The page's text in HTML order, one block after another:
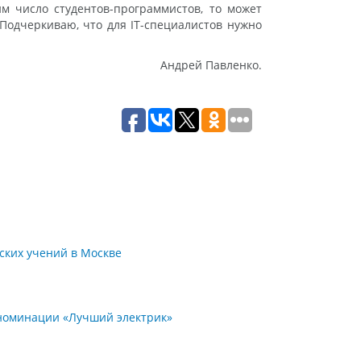
число студентов-программистов, то может
что для IT-специалистов нужно
Андрей Павленко.
учений в Москве
«Лучший электрик»